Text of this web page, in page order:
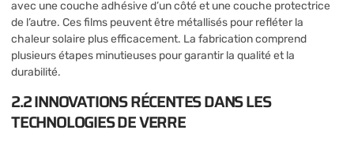
avec une couche adhésive d’un côté et une couche protectrice
de l’autre. Ces films peuvent être métallisés pour refléter la
chaleur solaire plus efficacement. La fabrication comprend
plusieurs étapes minutieuses pour garantir la qualité et la
durabilité.
2.2 INNOVATIONS RÉCENTES DANS LES
TECHNOLOGIES DE VERRE